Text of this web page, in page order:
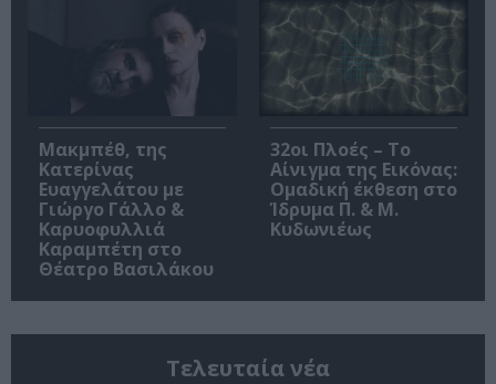
Μακμπέθ, της
Κατερίνας
Ευαγγελάτου με
Γιώργο Γάλλο &
Καρυοφυλλιά
Καραμπέτη στο
Θέατρο Βασιλάκου
32οι Πλοές – Το
Αίνιγμα της Εικόνας:
Ομαδική έκθεση στο
Ίδρυμα Π. & Μ.
Κυδωνιέως
Τελευταία νέα